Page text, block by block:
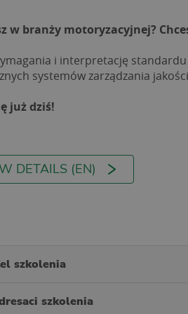
w branży motoryzacyjnej?
i interpretację
systemów zarządzania
już dziś!
DETAILS (EN)
szkolenia
szkolenia